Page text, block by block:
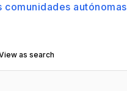
autónomas
as search